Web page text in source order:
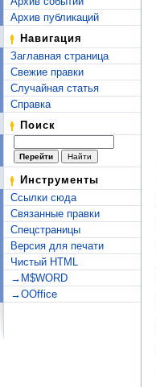
Архив публикаций
Навигация
Заглавная страница
Свежие правки
Случайная статья
Справка
Поиск
Инструменты
Ссылки сюда
Связанные правки
Спецстраницы
Версия для печати
Чистый HTML
→M$WORD
→OOffice